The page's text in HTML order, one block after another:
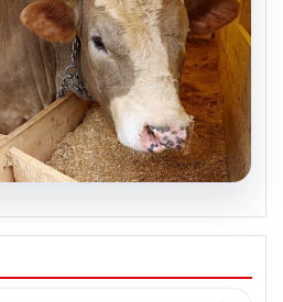
il il sorgulama ekranı
küçükbaş canlı kilo